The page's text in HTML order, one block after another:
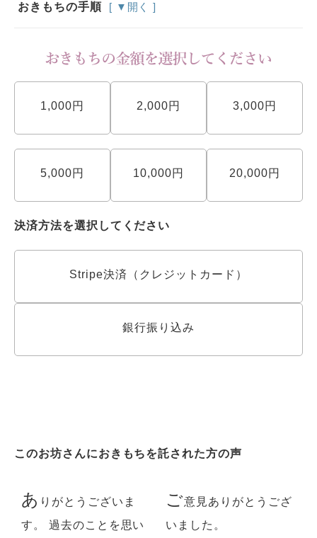
おきもちの手順 [ ▼開く ]
1,000円 2,000円 3,000円
5,000円 10,000円 20,000円
決済方法を選択してください
Stripe決済（クレジットカード）
銀行振り込み
このお坊さんにおきもちを託された方の声
あ りがとうございま
す。 過去のことを思い
ご意見ありがとうござ
いました。